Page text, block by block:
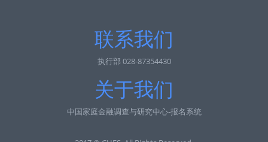
联系我们
执行部 028-87354430
关于我们
中国家庭金融调查与研究中心-报名系统